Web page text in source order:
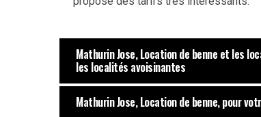
Mathurin Jose, Location de benne et les
les localités avoisinantes
Mathurin Jose, Location de benne, pour